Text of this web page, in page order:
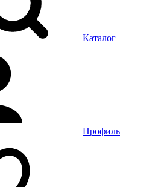
Каталог
Профиль